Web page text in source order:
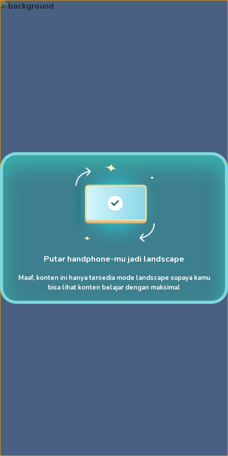
Putar handphone-mu jadi landscape
Maaf, konten ini hanya tersedia mode landscape supaya kamu
bisa lihat konten belajar dengan maksimal